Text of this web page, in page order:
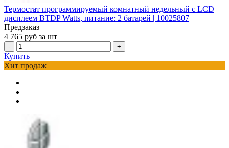
Термостат программируемый комнатный недельный c LCD
дисплеем BTDP Watts, питание: 2 батарей | 10025807
Предзаказ
4 765 руб за шт
- +
Купить
Хит продаж